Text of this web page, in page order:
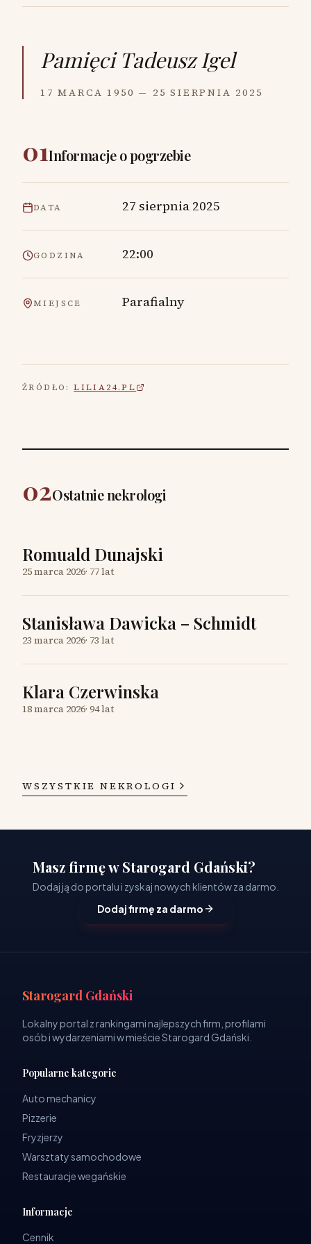
Pamięci Tadeusz Igel
17 MARCA 1950 — 25 SIERPNIA 2025
01Informacje o pogrzebie
DATA 27 sierpnia 2025
GODZINA 22:00
MIEJSCE Parafialny
ŹRÓDŁO: LILIA24.PL
02Ostatnie nekrologi
Romuald Dunajski
25 marca 2026· 77 lat
Stanisława Dawicka – Schmidt
23 marca 2026· 73 lat
Klara Czerwinska
18 marca 2026· 94 lat
WSZYSTKIE NEKROLOGI
Masz firmę w Starogard Gdański?
Dodaj ją do portalu i zyskaj nowych klientów za darmo.
Dodaj firmę za darmo
Starogard Gdański
Lokalny portal z rankingami najlepszych firm, profilami
osób i wydarzeniami w mieście Starogard Gdański.
Popularne kategorie
Auto mechanicy
Pizzerie
Fryzjerzy
Warsztaty samochodowe
Restauracje wegańskie
Informacje
Cennik